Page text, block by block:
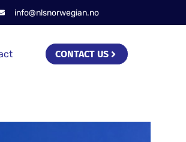
info@nlsnorwegian.no
CONTACT US